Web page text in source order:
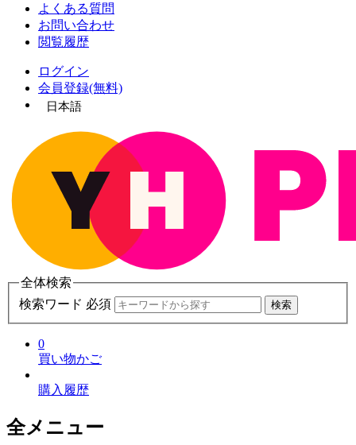
よくある質問
お問い合わせ
閲覧履歴
ログイン
会員登録(無料)
日本語
全体検索
検索ワード 必須
検索
0
買い物かご
購入履歴
全メニュー